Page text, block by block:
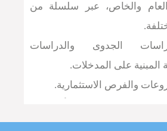
اعرف المزيد
العام والخاص، عبر سلسلة من
الجدوى والدراسات
المبنية على المدخلات.
والفرص الاستثمارية.